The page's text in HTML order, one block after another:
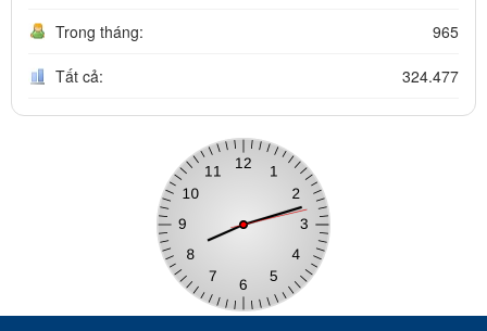
Trong tháng: 965
Tất cả: 324.477